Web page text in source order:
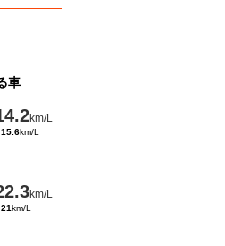
車
km/L
15.6km/L
km/L
21km/L